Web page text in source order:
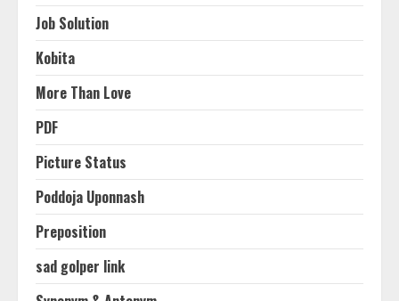
Job Solution
Kobita
More Than Love
PDF
Picture Status
Poddoja Uponnash
Preposition
sad golper link